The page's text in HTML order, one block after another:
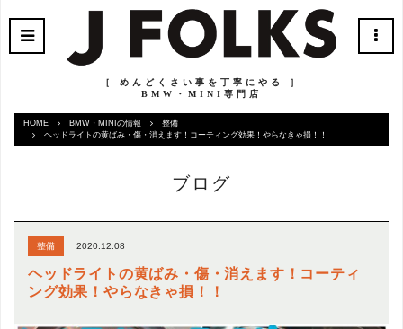
［ めんどくさい事を丁寧にやる ］
BMW・MINI専門店
HOME BMW・MINIの情報
整備
ヘッドライトの黄ばみ・傷・消えます！コーティング効果！やらなきゃ損！！
ブログ
整備 2020.12.08
ヘッドライトの黄ばみ・傷・消えます！コーティ
ング効果！やらなきゃ損！！